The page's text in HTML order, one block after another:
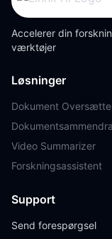
Accelerer din
værktøjer
Løsninger
Dokument
Video Summarizer
Forskningsassistent
Support
Send forespørgsel